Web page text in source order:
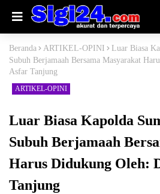
Beranda ARTIKEL-OPINI
Luar Biasa
Subuh Berjamaah Bersama Masyarakat
Asfar Tanjung
ARTIKEL-OPINI
Luar Biasa Kapolda
Subuh Berjamaah
Harus Didukung Oleh:
Tanjung